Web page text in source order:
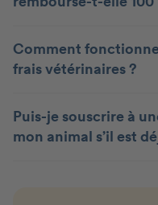
Comment
frais vétérinaires ?
Puis-je souscrire à
mon animal s’il est